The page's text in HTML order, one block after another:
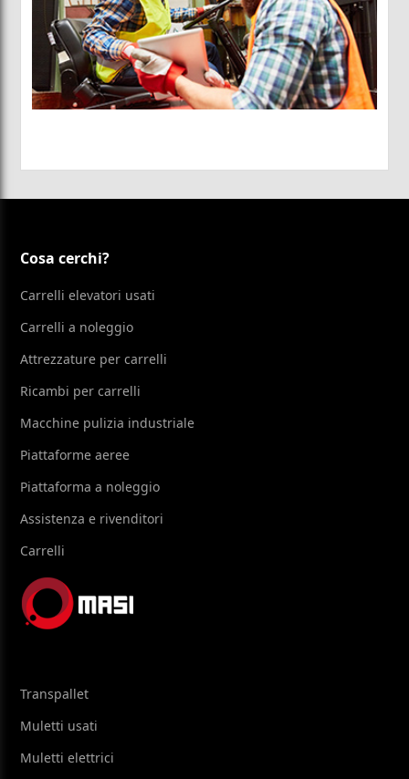
Cosa cerchi?
Carrelli elevatori usati
Carrelli a noleggio
Attrezzature per carrelli
Ricambi per carrelli
Macchine pulizia industriale
Piattaforme aeree
Piattaforma a noleggio
Assistenza e rivenditori
Carrelli
Transpallet
Muletti usati
Muletti elettrici